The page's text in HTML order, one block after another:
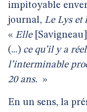
impitoyable
journal, Le Lys et
« Elle [Savigneau]
(...) ce qu’il y a
l’interminable
20 ans. »
En un sens, la